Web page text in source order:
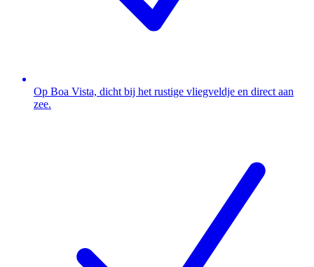
Op Boa Vista, dicht bij het rustige vliegveldje en direct aan
zee.